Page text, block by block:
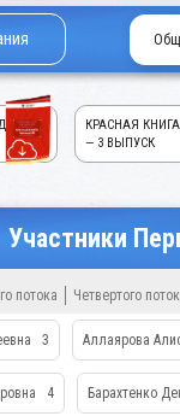
КРАСНАЯ
— 3 ВЫПУСК
Участники
потока Четвертого
3 Аллаярова
4 Барахтенко